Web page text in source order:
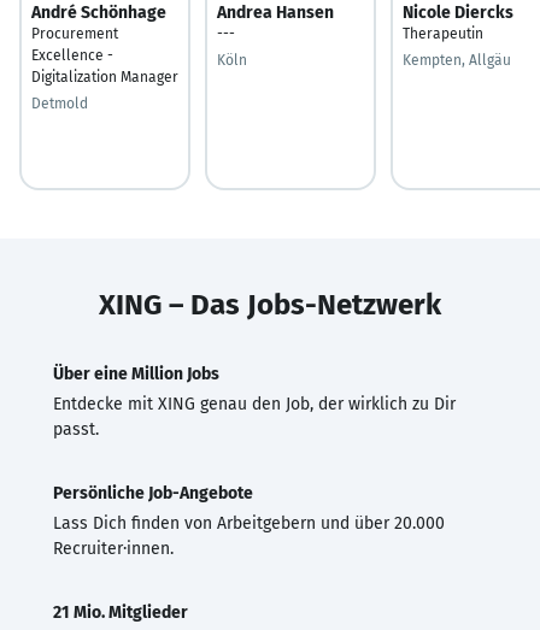
André Schönhage
Procurement
Excellence -
Digitalization Manager
Detmold
Andrea Hansen
---
Köln
Nicole Diercks
Therapeutin
Kempten, Allgäu
XING – Das Jobs-Netzwerk
Über eine Million Jobs
Entdecke mit XING genau den Job, der wirklich zu Dir
passt.
Persönliche Job-Angebote
Lass Dich finden von Arbeitgebern und über 20.000
Recruiter·innen.
21 Mio. Mitglieder